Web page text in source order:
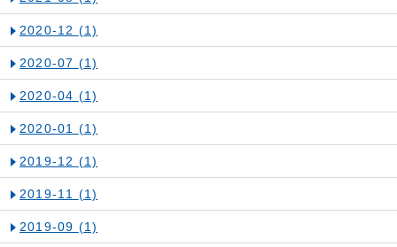
2020-12 (1)
2020-07 (1)
2020-04 (1)
2020-01 (1)
2019-12 (1)
2019-11 (1)
2019-09 (1)